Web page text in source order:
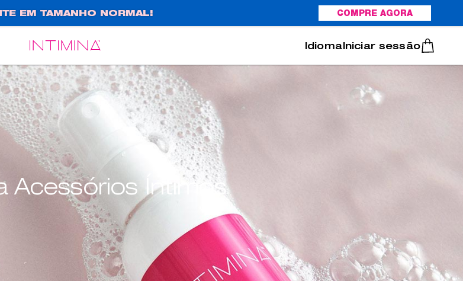
EM TAMANHO NORMAL! COMPRE AGORA
Português
Iniciar sessão
Acessórios Íntimos